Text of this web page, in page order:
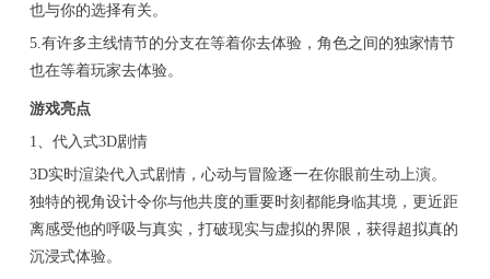
也与你的选择有关。
5.有许多主线情节的分支在等着你去体验，角色之间的独家情节
也在等着玩家去体验。
游戏亮点
1、代入式3D剧情
3D实时渲染代入式剧情，心动与冒险逐一在你眼前生动上演。
独特的视角设计令你与他共度的重要时刻都能身临其境，更近距
离感受他的呼吸与真实，打破现实与虚拟的界限，获得超拟真的
沉浸式体验。